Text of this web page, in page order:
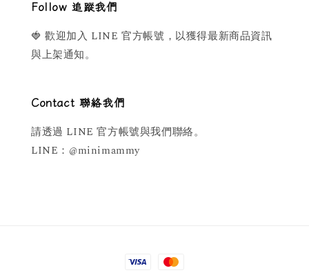
Follow 追蹤我們
🍓 歡迎加入 LINE 官方帳號，以獲得最新商品資訊
與上架通知。
Contact 聯絡我們
請透過 LINE 官方帳號與我們聯絡。
LINE：@minimammy